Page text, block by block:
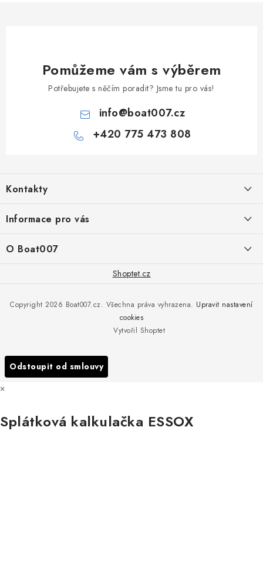
Pomůžeme vám s výběrem
Potřebujete s něčím poradit? Jsme tu pro vás!
info@boat007.cz
+420 775 473 808
p
a
Kontakty
+420 775 473 808
PŘÍJEM/VÝDEJ/SERVIS zakázek
Informace pro vás
Obchodní podmínky
Podmínky ochrany osobních údajů
O Boat007
Všechny značky
Shoptet.cz
Vytvořil Shoptet
Copyright 2026 Boat007.cz. Všechna práva vyhrazena. Upravit nastavení
cookies
Odstoupit od smlouvy
×
Splátková kalkulačka ESSOX